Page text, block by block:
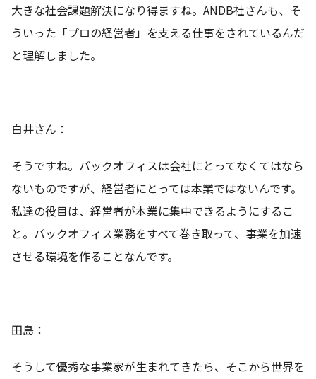
大きな社会課題解決になり得ますね。ANDB社さんも、そ
ういった「プロの経営者」を支える仕事をされているんだ
と理解しました。
白井さん：
そうですね。バックオフィスは会社にとってなくてはなら
ないものですが、経営者にとっては本業ではないんです。
私達の役目は、経営者が本業に集中できるようにするこ
と。バックオフィス業務をすべて巻き取って、事業を加速
させる環境を作ることなんです。
田島：
そうして優秀な事業家が生まれてきたら、そこから世界を